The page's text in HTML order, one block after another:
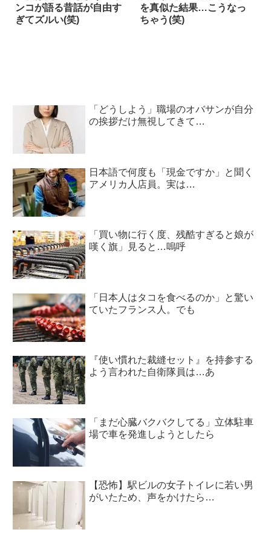
ンコが語る昔話が自由す
ぎてズルい(笑)
を真似た結果…こうなっ
ちゃう(笑)
「どうしよう」職場のオバサンが自分
の挨拶だけ無視してきて…
日本語で何度も「現金ですか」と聞く
アメリカ人店員。実は…
「買い物に行く度、残酷すぎると娘が
嘆く旗」見ると…嗚呼
「日本人はタコを食べるのか」と驚い
ていたフランス人。でも
『使い慣れた裁縫セット』を持参する
よう言われた自衛隊員は…あ
「まだ心臓バクバクしてる」立体駐車
場で車を発進しようとしたら
【恐怖】駅ビルの女子トイレに若い男
がいたため、声をかけたら…